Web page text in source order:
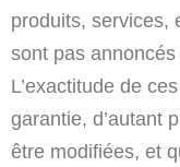
produits, services,
sont pas
L’exactitude de
garantie, d’autant
être modifiées, et